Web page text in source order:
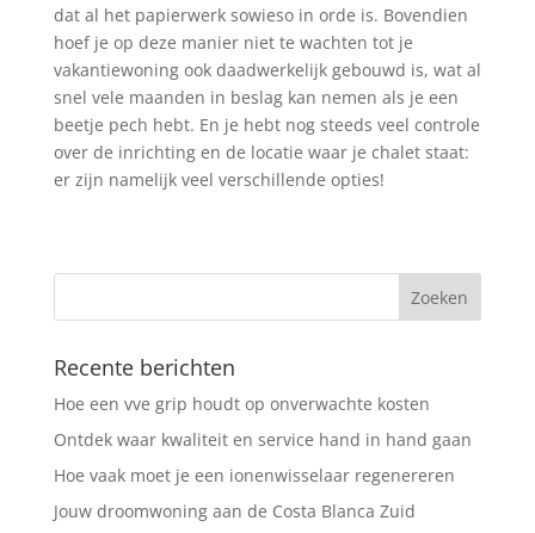
dat al het papierwerk sowieso in orde is. Bovendien
hoef je op deze manier niet te wachten tot je
vakantiewoning ook daadwerkelijk gebouwd is, wat al
snel vele maanden in beslag kan nemen als je een
beetje pech hebt. En je hebt nog steeds veel controle
over de inrichting en de locatie waar je chalet staat:
er zijn namelijk veel verschillende opties!
Recente berichten
Hoe een vve grip houdt op onverwachte kosten
Ontdek waar kwaliteit en service hand in hand gaan
Hoe vaak moet je een ionenwisselaar regenereren
Jouw droomwoning aan de Costa Blanca Zuid